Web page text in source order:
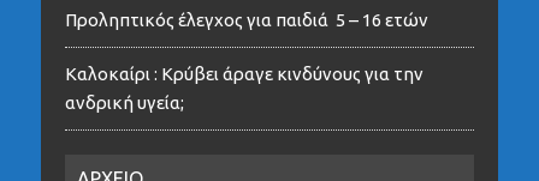
Προληπτικός έλεγχος για παιδιά 5 – 16 ετών
Καλοκαίρι : Κρύβει άραγε κινδύνους για την
ανδρική υγεία;